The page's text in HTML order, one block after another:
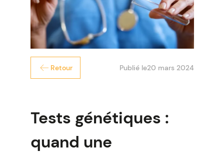
Retour Publié le20 mars 2024
Tests génétiques :
quand une